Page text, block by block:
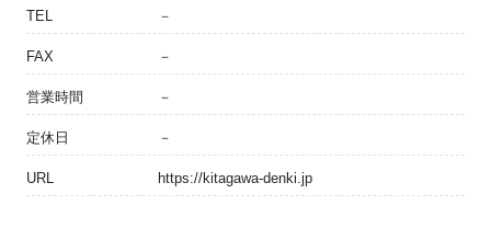
TEL －
FAX －
営業時間 －
定休日 －
URL https://kitagawa-denki.jp